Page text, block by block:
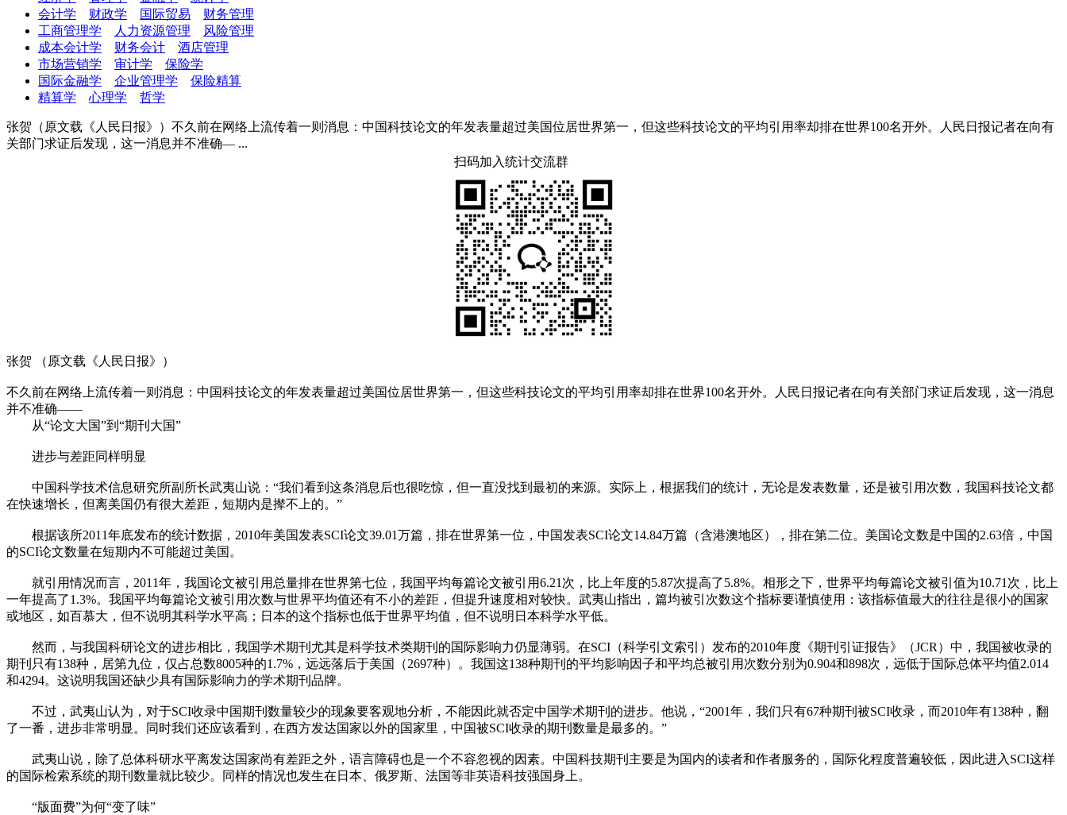
会计学
财政学 国际贸易
财务管理
工商管理学
人力资源管理
风险管理
成本会计学
财务会计
酒店管理
市场营销学
审计学
保险学
国际金融学
企业管理学
保险精算
精算学
心理学 哲学
张贺（原文载《人民日报》）不久前在网络上流传着一则消息：中国科技论文的年发表量超过美国位居世界第一，但这些科技论文的平均引用率却排在世界100名开外。人民日报记者在向有
关部门求证后发现，这一消息并不准确— ...
扫码加入统计交流群
张贺 （原文载《人民日报》）
不久前在网络上流传着一则消息：中国科技论文的年发表量超过美国位居世界第一，但这些科技论文的平均引用率却排在世界100名开外。人民日报记者在向有关部门求证后发现，这一消息
并不准确——
从“论文大国”到“期刊大国”
进步与差距同样明显
中国科学技术信息研究所副所长武夷山说：“我们看到这条消息后也很吃惊，但一直没找到最初的来源。实际上，根据我们的统计，无论是发表数量，还是被引用次数，我国科技论文都
在快速增长，但离美国仍有很大差距，短期内是撵不上的。”
根据该所2011年底发布的统计数据，2010年美国发表SCI论文39.01万篇，排在世界第一位，中国发表SCI论文14.84万篇（含港澳地区），排在第二位。美国论文数是中国的2.63倍，中国
的SCI论文数量在短期内不可能超过美国。
就引用情况而言，2011年，我国论文被引用总量排在世界第七位，我国平均每篇论文被引用6.21次，比上年度的5.87次提高了5.8%。相形之下，世界平均每篇论文被引值为10.71次，比上
一年提高了1.3%。我国平均每篇论文被引用次数与世界平均值还有不小的差距，但提升速度相对较快。武夷山指出，篇均被引次数这个指标要谨慎使用：该指标值最大的往往是很小的国家
或地区，如百慕大，但不说明其科学水平高；日本的这个指标也低于世界平均值，但不说明日本科学水平低。
然而，与我国科研论文的进步相比，我国学术期刊尤其是科学技术类期刊的国际影响力仍显薄弱。在SCI（科学引文索引）发布的2010年度《期刊引证报告》（JCR）中，我国被收录的
期刊只有138种，居第九位，仅占总数8005种的1.7%，远远落后于美国（2697种）。我国这138种期刊的平均影响因子和平均总被引用次数分别为0.904和898次，远低于国际总体平均值2.014
和4294。这说明我国还缺少具有国际影响力的学术期刊品牌。
不过，武夷山认为，对于SCI收录中国期刊数量较少的现象要客观地分析，不能因此就否定中国学术期刊的进步。他说，“2001年，我们只有67种期刊被SCI收录，而2010年有138种，翻
了一番，进步非常明显。同时我们还应该看到，在西方发达国家以外的国家里，中国被SCI收录的期刊数量是最多的。”
武夷山说，除了总体科研水平离发达国家尚有差距之外，语言障碍也是一个不容忽视的因素。中国科技期刊主要是为国内的读者和作者服务的，国际化程度普遍较低，因此进入SCI这样
的国际检索系统的期刊数量就比较少。同样的情况也发生在日本、俄罗斯、法国等非英语科技强国身上。
“版面费”为何“变了味”